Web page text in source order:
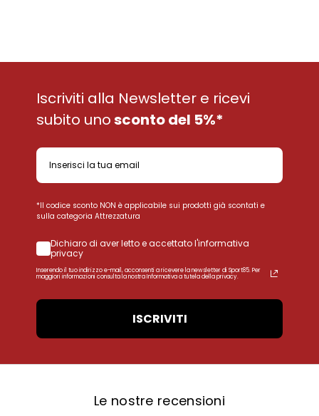
Iscriviti alla Newsletter e ricevi
subito unosconto del 5%*
*Il codice sconto NON è applicabile sui prodotti già scontati e
sulla categoria Attrezzatura
Dichiaro di aver letto e accettato l'informativa
privacy
Inserendo il tuo indirizzo e-mail, acconsenti a ricevere la newsletter di Sport85. Per
maggiori informazioni consulta la nostra Informativa a tutela della privacy.
ISCRIVITI
Le nostre recensioni